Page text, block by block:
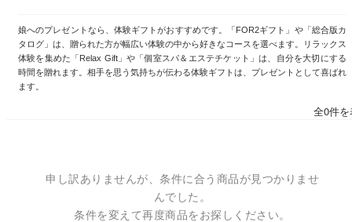
娘へのプレゼントなら、体験ギフトがおすすめです。「FOR2ギフト」や「総合版カ
タログ」は、贈られた方が幅広い体験の中から好きなコースを選べます。リラックス
体験を集めた「Relax Gift」や「個室スパ＆エステチケット」は、自分を大切にする
時間を贈れます。相手を思う気持ちが伝わる体験ギフトは、プレゼントとして喜ばれ
ます。
全0件
申し訳ありませんが、条件に合う商品が見つかりませ
んでした。
条件を変えて再度商品をお探しください。